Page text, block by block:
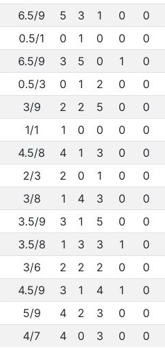
6.5/9 5 3 1 0
0
0.5/1 0 1 0 0
0
6.5/9 3 5 0 1
0
0.5/3 0 1 2 0
0
3/9 2 2 5 0
0
1/1 1 0 0 0
0
4.5/8 4 1 3 0
0
2/3 2 0 1 0
0
3/8 1 4 3 0
0
3.5/9 3 1 5 0
0
3.5/8 1 3 3 1
0
3/6 2 2 2 0
0
4.5/9 3 1 4 1
0
5/9 4 2 3 0
0
4/7 4 0 3 0 0